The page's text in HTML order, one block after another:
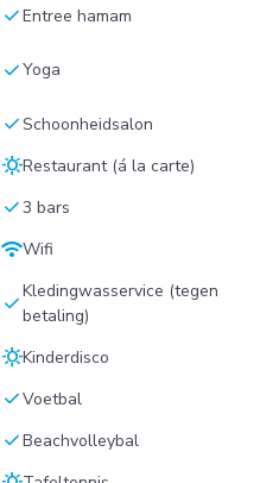
checkEntree hamam
checkYoga
checkSchoonheidsalon
sunnyRestaurant (á la carte)
check3 bars
wifiWifi
checkKledingwasservice (tegen
betaling)
sunnyKinderdisco
checkVoetbal
checkBeachvolleybal